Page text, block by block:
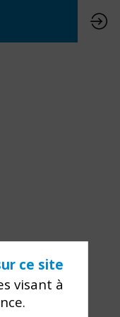
pour voir ce
ce site
visant à